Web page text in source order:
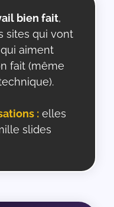
bien fait,
sites qui vont
aiment
fait (même
: elles
slides